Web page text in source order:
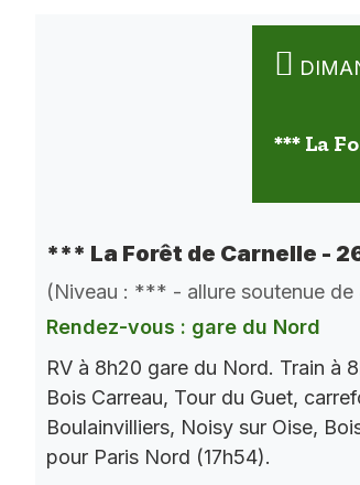
*** La
*** La Forêt de Carnelle -
(Niveau : *** - allure soutenue de
Rendez-vous : gare du Nord
RV à 8h20 gare du Nord. Train à
Bois Carreau, Tour du Guet,
Boulainvilliers, Noisy sur Oise,
pour Paris Nord (17h54).